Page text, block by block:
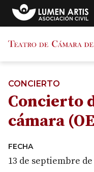
contenido
CONCIERTO
Concierto
cámara
FECHA
13 de septiembre de